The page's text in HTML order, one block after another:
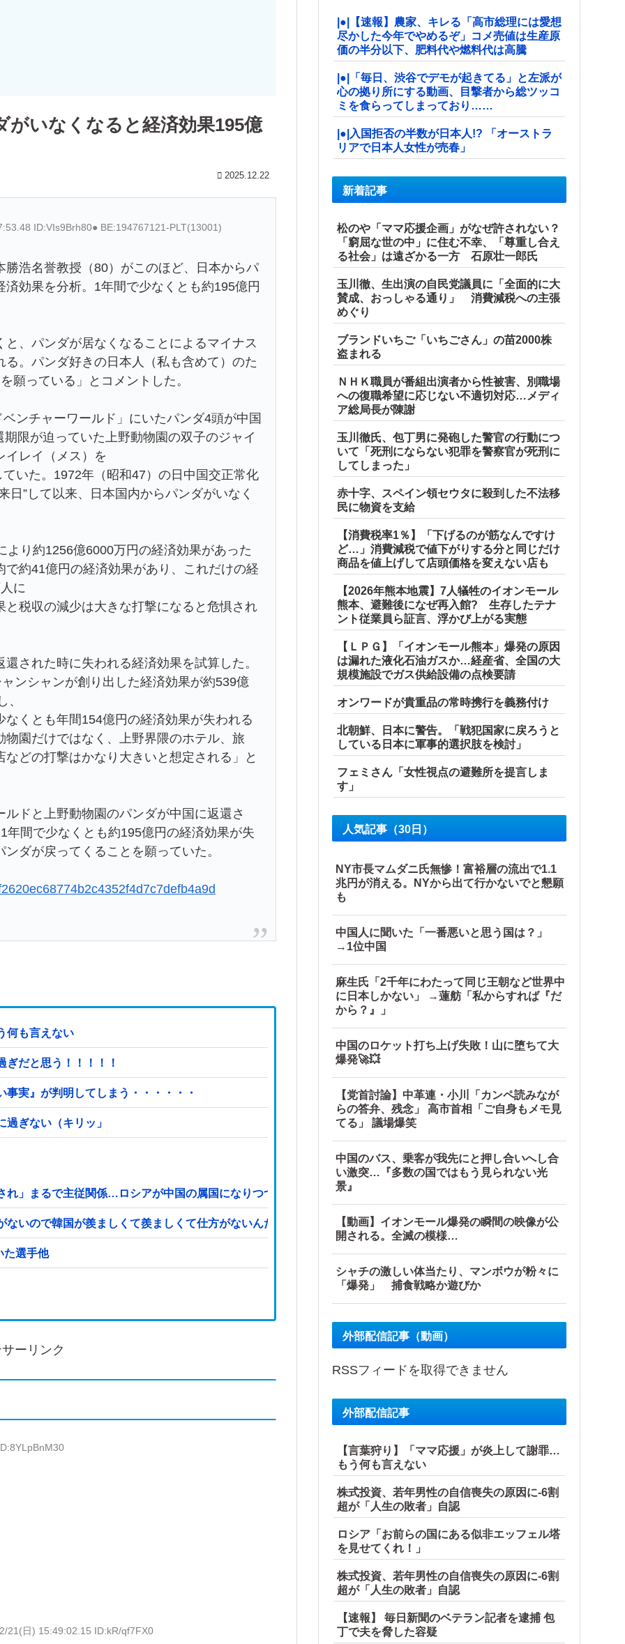
がいなくなると経済効果195億
2025.12.22
ID:VIs9Brh80● BE:194767121-PLT(13001)
浩名誉教授（80）がこのほど、日本からパ
効果を分析。1年間で少なくとも約195億円
、パンダが居なくなることによるマイナス
。パンダ好きの日本人（私も含めて）のた
願っている」とコメントした。
ンチャーワールド」にいたパンダ4頭が中国
限が迫っていた上野動物園の双子のジャイ
イレイ（メス）を
いた。1972年（昭和47）の日中国交正常化
日”して以来、日本国内からパンダがいなく
り約1256億6000万円の経済効果があった
約41億円の経済効果があり、これだけの経
に
税収の減少は大きな打撃になると危惧され
された時に失われる経済効果を試算した。
ンシャンが創り出した経済効果が約539億
、
くとも年間154億円の経済効果が失われる
園だけではなく、上野界隈のホテル、旅
どの打撃はかなり大きいと想定される」と
ドと上野動物園のパンダが中国に返還さ
間で少なくとも約195億円の経済効果が失
ダが戻ってくることを願っていた。
何も言えない
だと思う！！！！！
実』が判明してしまう・・・・・・
ぎない（キリッ」
」まるで主従関係…ロシアが中国の属国になりつつある！
いので韓国が羨ましくて羨ましくて仕方がないんだそうです」
ついた選手他
ーリンク
21(日) 15:49:02.15 ID:kR/qf7FX0
|●|【速報】農家、キレる「高市総理には愛想
尽かした今年でやめるぞ」コメ売値は生産原
価の半分以下、肥料代や燃料代は高騰
|●|「毎日、渋谷でデモが起きてる」と左派が
心の拠り所にする動画、目撃者から総ツッコ
ミを食らってしまっており……
|●|入国拒否の半数が日本人!? 「オーストラ
リアで日本人女性が売春」
新着記事
松のや「ママ応援企画」がなぜ許されない？
「窮屈な世の中」に住む不幸、「尊重し合え
る社会」は遠ざかる一方 石原壮一郎氏
玉川徹、生出演の自民党議員に「全面的に大
賛成、おっしゃる通り」 消費減税への主張
めぐり
ブランドいちご「いちごさん」の苗2000株
盗まれる
ＮＨＫ職員が番組出演者から性被害、別職場
への復職希望に応じない不適切対応…メディ
ア総局長が陳謝
玉川徹氏、包丁男に発砲した警官の行動につ
いて「死刑にならない犯罪を警察官が死刑に
してしまった」
赤十字、スペイン領セウタに殺到した不法移
民に物資を支給
【消費税率1％】「下げるのが筋なんですけ
ど…」消費減税で値下がりする分と同じだけ
商品を値上げして店頭価格を変えない店も
【2026年熊本地震】7人犠牲のイオンモール
熊本、避難後になぜ再入館? 生存したテナ
ント従業員ら証言、浮かび上がる実態
【ＬＰＧ】「イオンモール熊本」爆発の原因
は漏れた液化石油ガスか…経産省、全国の大
規模施設でガス供給設備の点検要請
オンワードが貴重品の常時携行を義務付け
北朝鮮、日本に警告。「戦犯国家に戻ろうと
している日本に軍事的選択肢を検討」
フェミさん「女性視点の避難所を提言しま
す」
人気記事（30日）
NY市長マムダニ氏無惨！富裕層の流出で1.1
兆円が消える。NYから出て行かないでと懇願
も
中国人に聞いた「一番悪いと思う国は？」
→1位中国
麻生氏「2千年にわたって同じ王朝など世界中
に日本しかない」 →蓮舫「私からすれば『だ
から？』」
中国のロケット打ち上げ失敗！山に堕ちて大
爆発🚀💥
【党首討論】中革連・小川「カンペ読みなが
らの答弁、残念」 高市首相「ご自身もメモ見
てる」 議場爆笑
中国のバス、乗客が我先にと押し合いへし合
い激突…『多数の国ではもう見られない光
景』
【動画】イオンモール爆発の瞬間の映像が公
開される。全滅の模様…
シャチの激しい体当たり、マンボウが粉々に
「爆発」 捕食戦略か遊びか
外部配信記事（動画）
RSSフィードを取得できません
外部配信記事
【言葉狩り】「ママ応援」が炎上して謝罪…
もう何も言えない
株式投資、若年男性の自信喪失の原因に-6割
超が「人生の敗者」自認
ロシア「お前らの国にある似非エッフェル塔
を見せてくれ！」
株式投資、若年男性の自信喪失の原因に-6割
超が「人生の敗者」自認
【速報】 毎日新聞のベテラン記者を逮捕 包
丁で夫を脅した容疑